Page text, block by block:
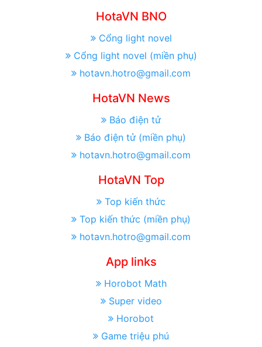
HotaVN BNO
Cổng light novel
Cổng light novel (miền phụ)
hotavn.hotro@gmail.com
HotaVN News
Báo điện tử
Báo điện tử (miền phụ)
hotavn.hotro@gmail.com
HotaVN Top
Top kiến thức
Top kiến thức (miền phụ)
hotavn.hotro@gmail.com
App links
Horobot Math
Super video
Horobot
Game triệu phú